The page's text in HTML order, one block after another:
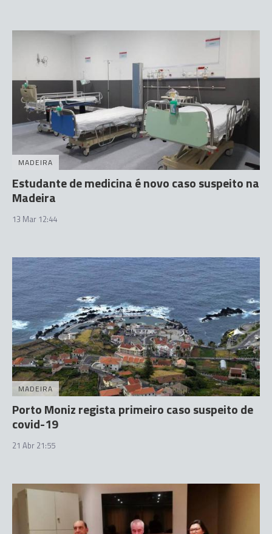
MADEIRA
Estudante de medicina é novo caso suspeito na
Madeira
13 Mar 12:44
MADEIRA
Porto Moniz regista primeiro caso suspeito de
covid-19
21 Abr 21:55